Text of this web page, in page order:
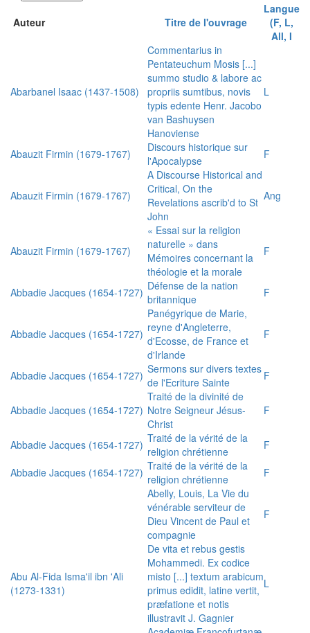
Auteur Titre de l'ouvrage
Langue
(F, L,
All, I
Abarbanel Isaac (1437-1508)
Commentarius in
Pentateuchum Mosis [...]
summo studio & labore ac
propriis sumtibus, novis
typis edente Henr. Jacobo
van Bashuysen
Hanoviense
L
Abauzit Firmin (1679-1767)
Discours historique sur
l'Apocalypse
F
Abauzit Firmin (1679-1767)
A Discourse Historical and
Critical, On the
Revelations ascrib'd to St
John
Ang
Abauzit Firmin (1679-1767)
« Essai sur la religion
naturelle » dans
Mémoires concernant la
théologie et la morale
F
Abbadie Jacques (1654-1727) Défense de la nation
britannique
F
Abbadie Jacques (1654-1727)
Panégyrique de Marie,
reyne d'Angleterre,
d'Ecosse, de France et
d'Irlande
F
Abbadie Jacques (1654-1727) Sermons sur divers textes
de l'Ecriture Sainte
F
Abbadie Jacques (1654-1727)
Traité de la divinité de
Notre Seigneur Jésus-
Christ
F
Abbadie Jacques (1654-1727) Traité de la vérité de la
religion chrétienne
F
Abbadie Jacques (1654-1727) Traité de la vérité de la
religion chrétienne
F
Abelly, Louis, La Vie du
vénérable serviteur de
Dieu Vincent de Paul et
compagnie
F
Abu Al-Fida Isma'il ibn 'Ali
(1273-1331)
De vita et rebus gestis
Mohammedi. Ex codice
misto [...] textum arabicum
primus edidit, latine vertit,
præfatione et notis
illustravit J. Gagnier
L